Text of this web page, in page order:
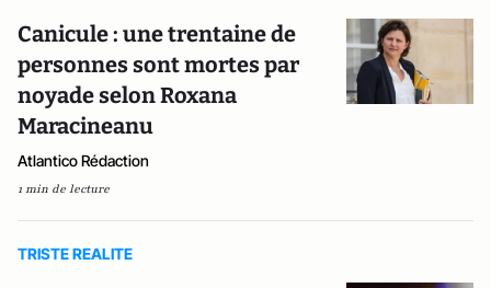
Canicule : une trentaine de
personnes sont mortes par
noyade selon Roxana
Maracineanu
Atlantico Rédaction
1 min de lecture
TRISTE REALITE